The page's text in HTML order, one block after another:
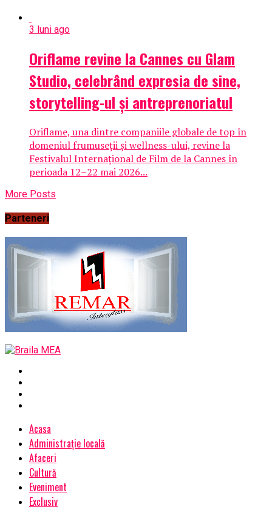
3 luni ago
Oriflame revine la Cannes cu Glam
Studio, celebrând expresia de sine,
storytelling-ul și antreprenoriatul
Oriflame, una dintre companiile globale de top în
domeniul frumuseții și wellness-ului, revine la
Festivalul Internațional de Film de la Cannes în
perioada 12–22 mai 2026...
More Posts
Parteneri
Acasa
Administrație locală
Afaceri
Cultură
Eveniment
Exclusiv